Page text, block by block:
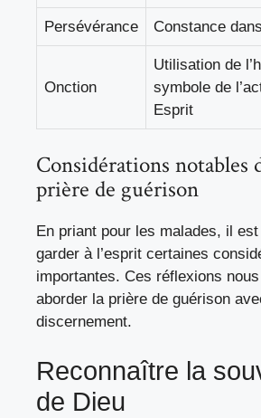
Persévérance Constance
Onction
Utilisation de
symbole de
Esprit
Considérations notables
prière de guérison
En priant pour les malades, il
garder à l’esprit certaines
importantes. Ces réflexions
aborder la prière de guérison
discernement.
Reconnaître la
de Dieu